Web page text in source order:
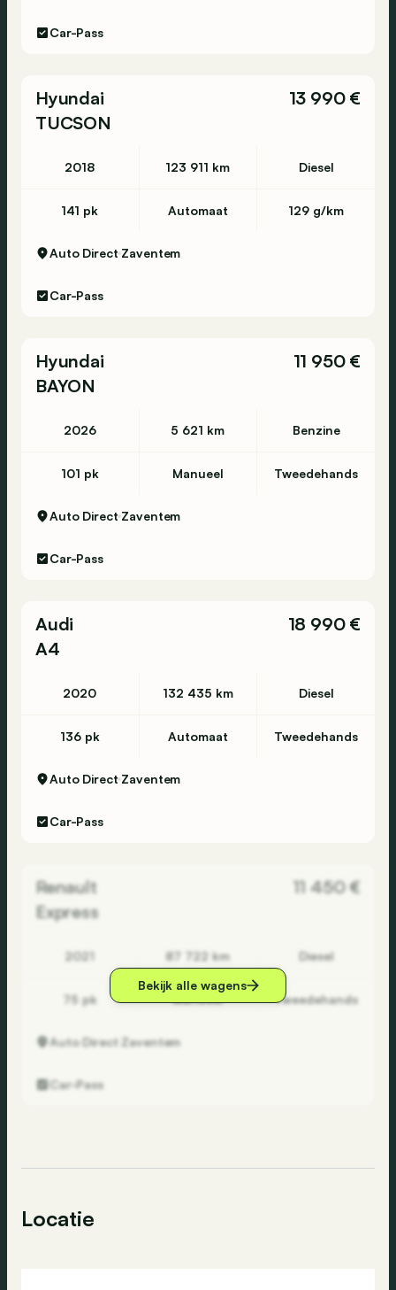
Car-Pass
Hyundai
TUCSON
13 990 €
2018 123 911 km Diesel
141 pk Automaat 129 g/km
Auto Direct Zaventem
Car-Pass
Hyundai
BAYON
11 950 €
2026 5 621 km Benzine
101 pk Manueel Tweedehands
Auto Direct Zaventem
Car-Pass
Audi
A4
18 990 €
2020 132 435 km Diesel
136 pk Automaat Tweedehands
Auto Direct Zaventem
Car-Pass
Renault
Express
11 450 €
2021 87 722 km Diesel
75 pk Manueel Tweedehands
Auto Direct Zaventem
Car-Pass
Bekijk alle wagens
Locatie